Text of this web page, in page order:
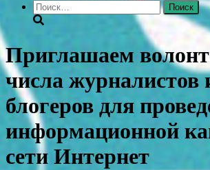
Найти:
Приглашаем
числа журналистов
блогеров для
информационной
сети Интернет